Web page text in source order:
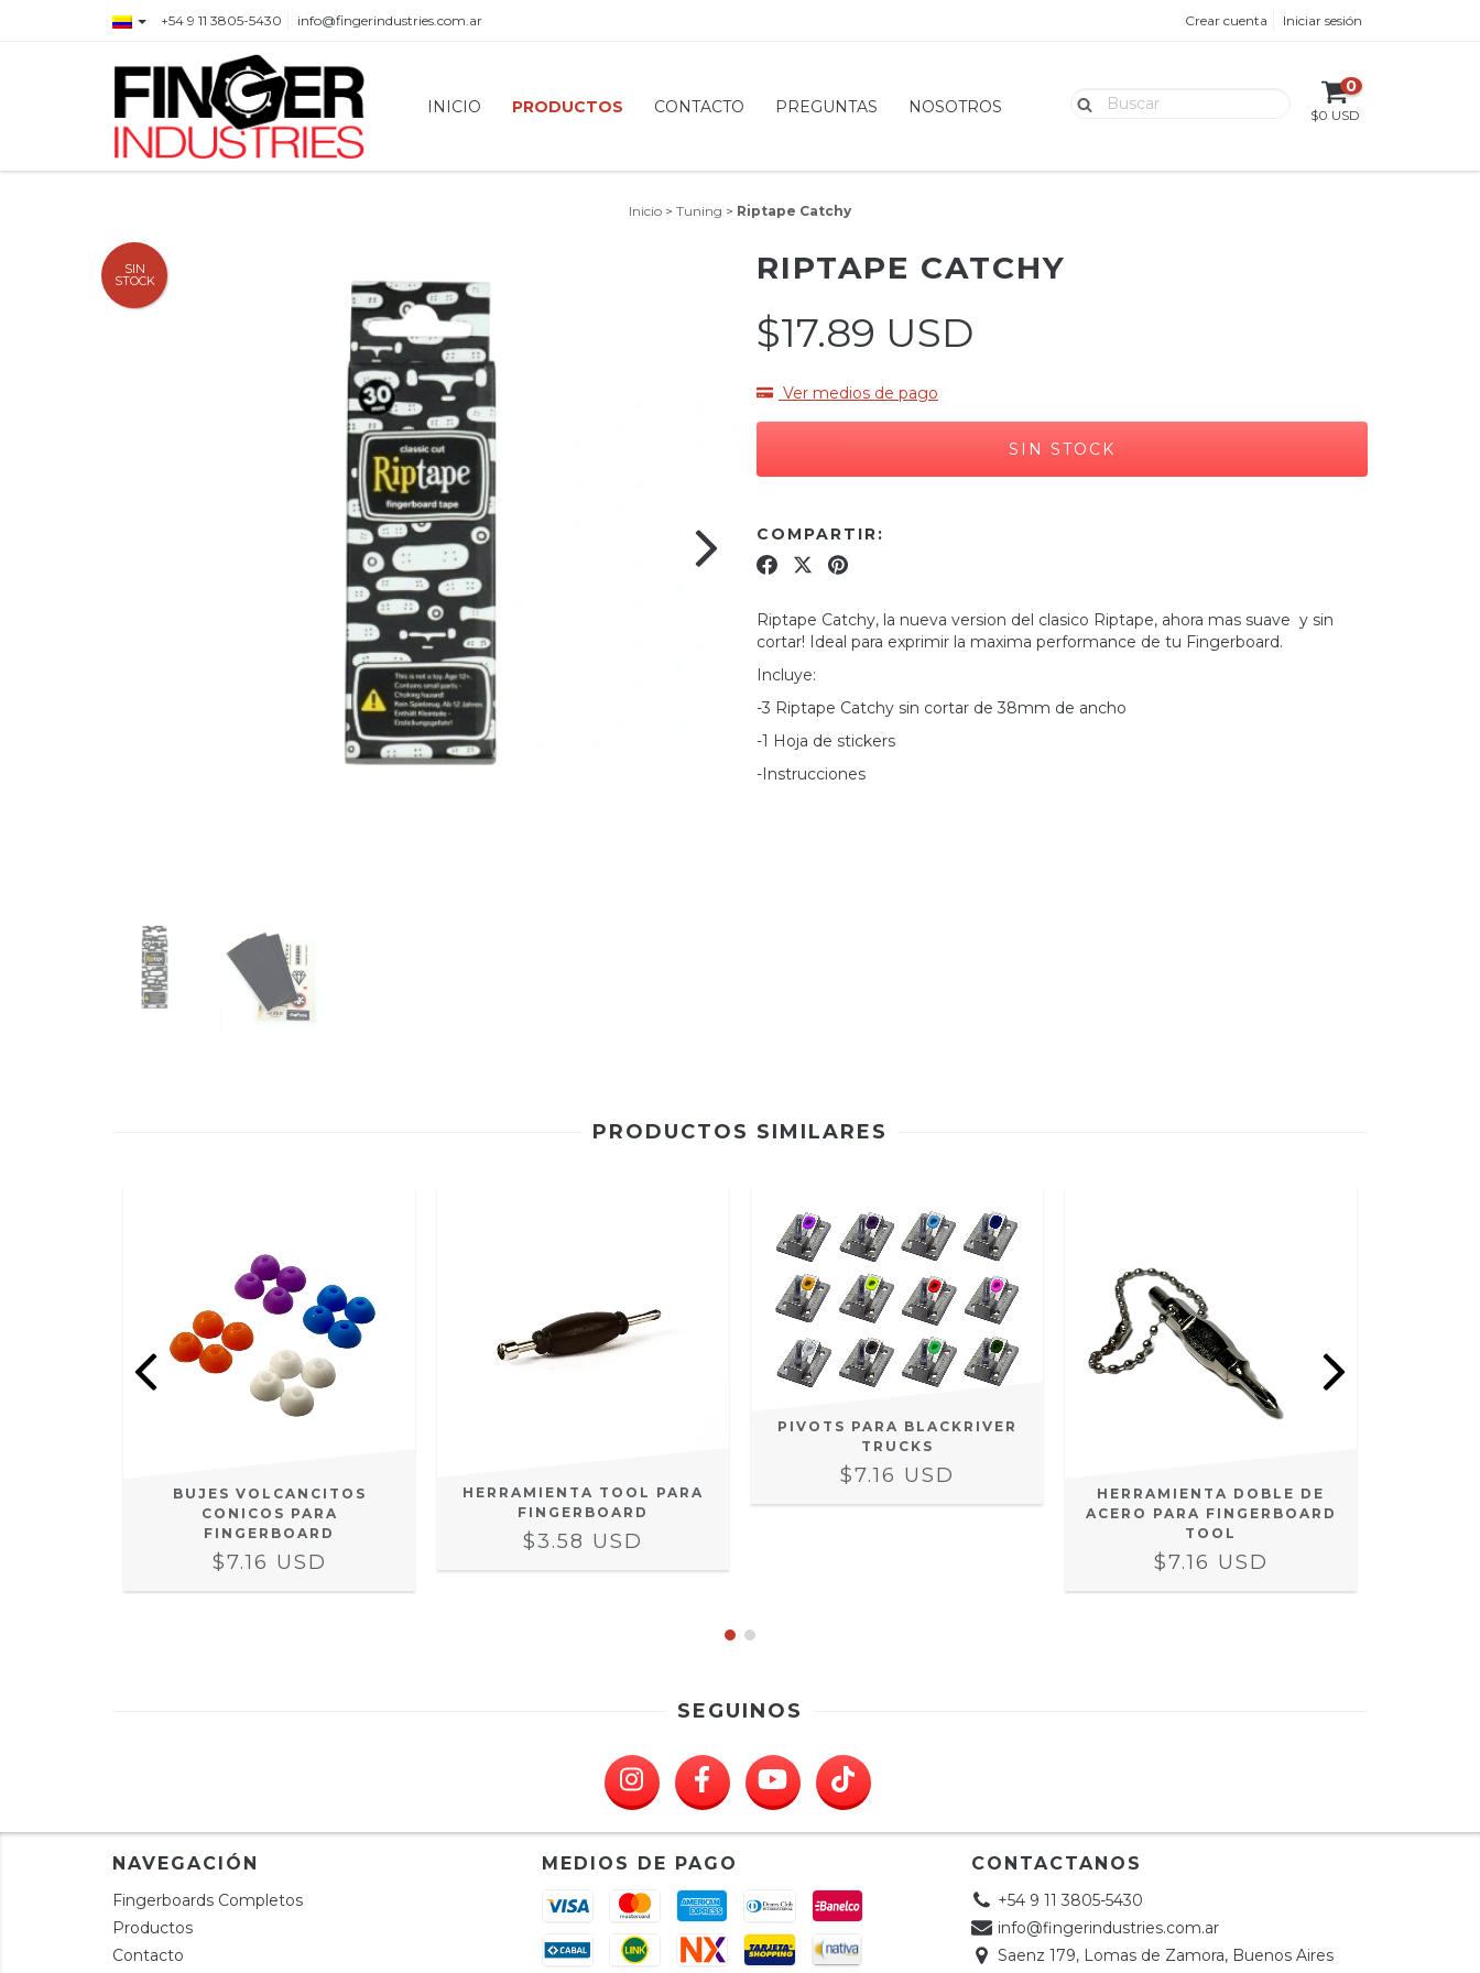
+54 9 11 3805-5430 info@fingerindustries.com.ar Crear cuenta Iniciar sesión
INICIO PRODUCTOS CONTACTO PREGUNTAS NOSOTROS
0
$0 USD
Inicio > Tuning > Riptape Catchy
SIN
STOCK RIPTAPE CATCHY
$17.89 USD
Ver medios de pago
COMPARTIR:
Riptape Catchy, la nueva version del clasico Riptape, ahora mas suave y sin
cortar! Ideal para exprimir la maxima performance de tu Fingerboard.
Incluye:
-3 Riptape Catchy sin cortar de 38mm de ancho
-1 Hoja de stickers
-Instrucciones
PRODUCTOS SIMILARES
BUJES VOLCANCITOS
CONICOS PARA
FINGERBOARD
$7.16 USD
HERRAMIENTA TOOL PARA
FINGERBOARD
$3.58 USD
PIVOTS PARA BLACKRIVER
TRUCKS
$7.16 USD
HERRAMIENTA DOBLE DE
ACERO PARA FINGERBOARD
TOOL
$7.16 USD
SEGUINOS
NAVEGACIÓN
Fingerboards Completos
Productos
Contacto
MEDIOS DE PAGO CONTACTANOS
+54 9 11 3805-5430
info@fingerindustries.com.ar
Saenz 179, Lomas de Zamora, Buenos Aires